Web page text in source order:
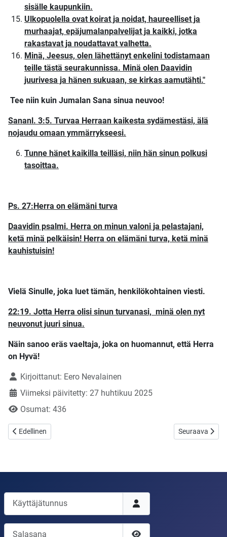
sisälle kaupunkiin.
Ulkopuolella ovat koirat ja noidat, haureelliset ja
murhaajat, epäjumalanpalvelijat ja kaikki, jotka
rakastavat ja noudattavat valhetta.
Minä, Jeesus, olen lähettänyt enkelini todistamaan
teille tästä seurakunnissa. Minä olen Daavidin
juurivesa ja hänen sukuaan, se kirkas aamutähti."
Tee niin kuin Jumalan Sana sinua neuvoo!
Sananl. 3:5. Turvaa Herraan kaikesta sydämestäsi, älä
nojaudu omaan ymmärrykseesi.
Tunne hänet kaikilla teilläsi, niin hän sinun polkusi
tasoittaa.
Ps. 27:Herra on elämäni turva
Daavidin psalmi. Herra on minun valoni ja pelastajani,
ketä minä pelkäisin! Herra on elämäni turva, ketä minä
kauhistuisin!
Vielä Sinulle, joka luet tämän, henkilökohtainen viesti.
22:19. Jotta Herra olisi sinun turvanasi, minä olen nyt
neuvonut juuri sinua.
Näin sanoo eräs vaeltaja, joka on huomannut, että Herra
on Hyvä!
TietojaKirjoittanut: Eero Nevalainen
Viimeksi päivitetty: 27 huhtikuu 2025
Osumat: 436
Edellinen artikkeli: Kaksi hyvin vaikeaa lajia, pystytkö niihin?
Edellinen Seuraava
Seuraava
Käyttäjätunnus
Salasana